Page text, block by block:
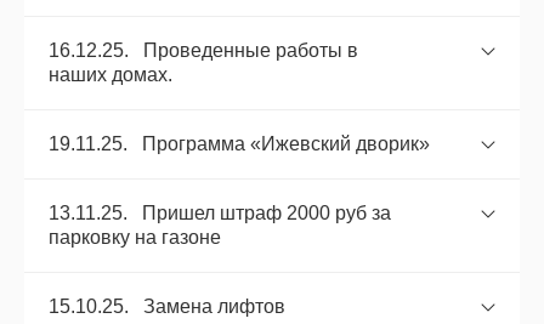
16.12.25. Проведенные работы в
наших домах.
19.11.25. Программа «Ижевский дворик»
13.11.25. Пришел штраф 2000 руб за
парковку на газоне
15.10.25. Замена лифтов